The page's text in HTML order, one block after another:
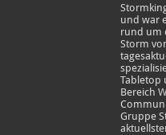
und war
rund um
Storm
Tabletop
Bereich
Gruppe